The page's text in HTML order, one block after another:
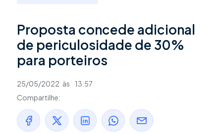
Proposta concede adicional
de periculosidade de 30%
para porteiros
25/05/2022 às
13:57
Compartilhe: